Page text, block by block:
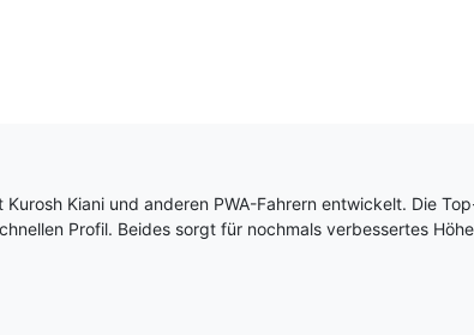
Kurosh Kiani und anderen PWA-Fahrern entwickelt. Die
Profil. Beides sorgt für nochmals verbessertes